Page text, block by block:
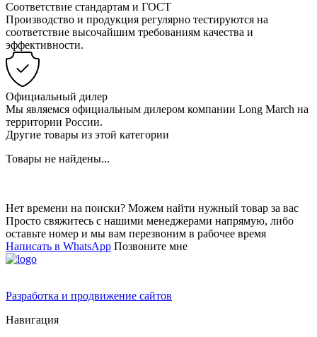
Соответствие стандартам и ГОСТ
Производство и продукция регулярно тестируются на
соответствие высочайшим требованиям качества и
эффективности.
Официальный дилер
Мы являемся официальным дилером компании Long March на
территории России.
Другие товары из этой категории
Товары не найдены...
Нет времени на поиски? Можем найти нужный товар за вас
Просто свяжитесь с нашими менеджерами напрямую, либо
оставьте номер и мы вам перезвоним в рабочее время
Написать в WhatsApp Позвоните мне
Разработка и продвижение сайтов
Навигация